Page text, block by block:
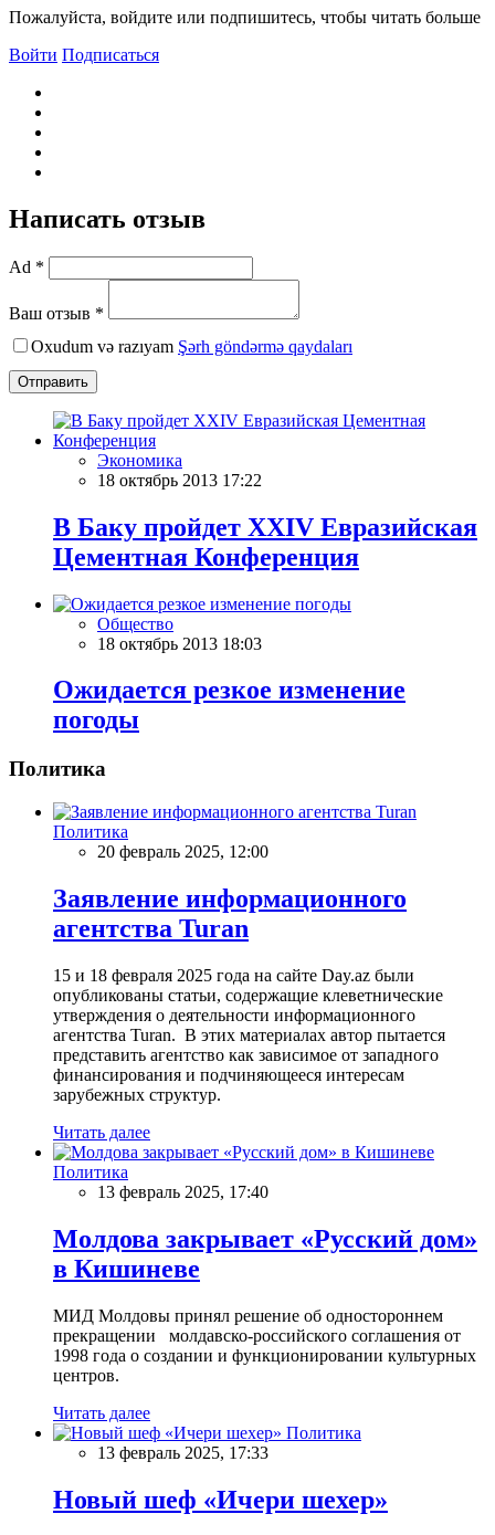
Пожалуйста, войдите или подпишитесь, чтобы читать больше
Войти Подписаться
Написать отзыв
Ad *
Ваш отзыв *
Oxudum və razıyam Şərh göndərmə qaydaları
Отправить
Экономика
18 октябрь 2013 17:22
В Баку пройдет XXIV Евразийская
Цементная Конференция
Общество
18 октябрь 2013 18:03
Ожидается резкое изменение
погоды
Политика
Политика
20 февраль 2025, 12:00
Заявление информационного
агентства Turan
15 и 18 февраля 2025 года на сайте Day.az были
опубликованы статьи, содержащие клеветнические
утверждения о деятельности информационного
агентства Turan. В этих материалах автор пытается
представить агентство как зависимое от западного
финансирования и подчиняющееся интересам
зарубежных структур.
Читать далее
Политика
13 февраль 2025, 17:40
Молдова закрывает «Русский дом»
в Кишиневе
МИД Молдовы принял решение об одностороннем
прекращении молдавско-российского соглашения от
1998 года о создании и функционировании культурных
центров.
Читать далее
Политика
13 февраль 2025, 17:33
Новый шеф «Ичери шехер»